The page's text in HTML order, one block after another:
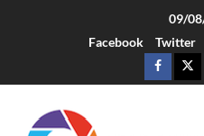
09/
Facebook
Twitter